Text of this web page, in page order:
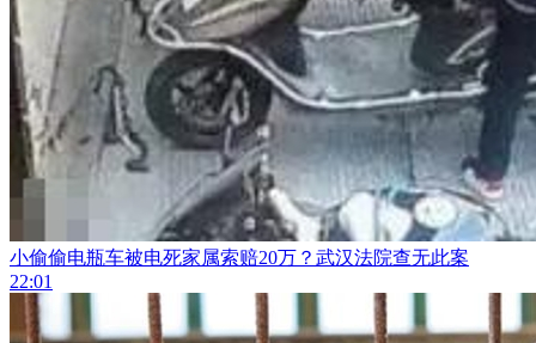
小偷偷电瓶车被电死家属索赔20万？武汉法院查无此案
22:01